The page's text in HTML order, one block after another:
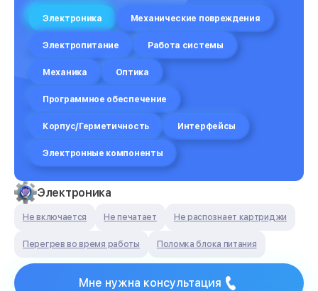
Электроника Механические повреждения
Электропитание Работа системы
Механика Оптика
Программное обеспечение
Корпус/Герметичность Интерфейсы
Электронные компоненты
Электроника
Не включается Не печатает Не распознает картриджи
Перегрев во время работы Поломка блока питания
Мне нужна консультация